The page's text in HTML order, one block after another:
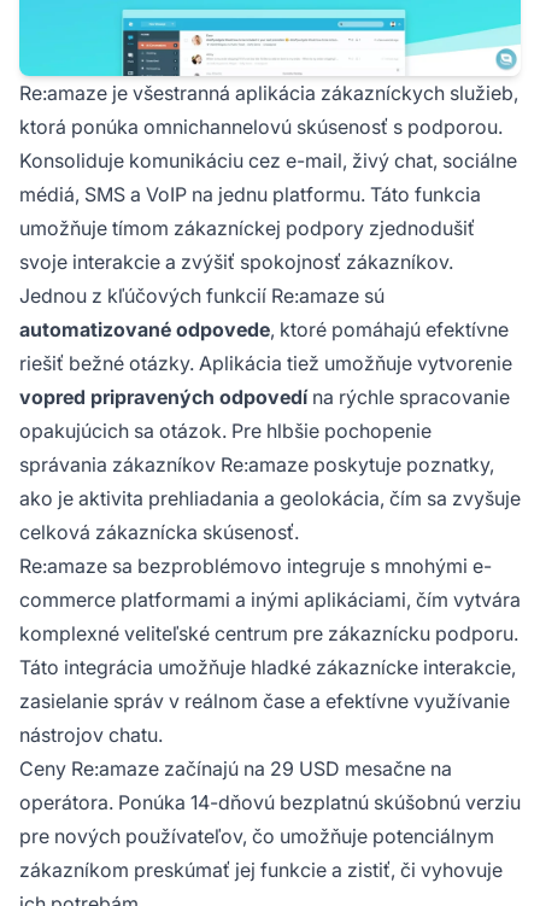
Re:amaze je všestranná aplikácia zákazníckych služieb,
ktorá ponúka omnichannelovú skúsenosť s podporou.
Konsoliduje komunikáciu cez e-mail, živý chat, sociálne
médiá, SMS a VoIP na jednu platformu. Táto funkcia
umožňuje tímom zákazníckej podpory zjednodušiť
svoje interakcie a zvýšiť spokojnosť zákazníkov.
Jednou z kľúčových funkcií Re:amaze sú
automatizované odpovede, ktoré pomáhajú efektívne
riešiť bežné otázky. Aplikácia tiež umožňuje vytvorenie
vopred pripravených odpovedína rýchle spracovanie
opakujúcich sa otázok. Pre hlbšie pochopenie
správania zákazníkov Re:amaze poskytuje poznatky,
ako je aktivita prehliadania a geolokácia, čím sa zvyšuje
celková zákaznícka skúsenosť.
Re:amaze sa bezproblémovo integruje s mnohými e-
commerce platformami a inými aplikáciami, čím vytvára
komplexné veliteľské centrum pre zákaznícku podporu.
Táto integrácia umožňuje hladké zákaznícke interakcie,
zasielanie správ v reálnom čase a efektívne využívanie
nástrojov chatu.
Ceny Re:amaze začínajú na 29 USD mesačne na
operátora. Ponúka 14-dňovú bezplatnú skúšobnú verziu
pre nových používateľov, čo umožňuje potenciálnym
zákazníkom preskúmať jej funkcie a zistiť, či vyhovuje